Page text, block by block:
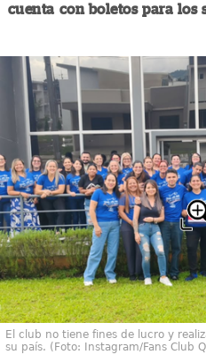
cuenta con boletos para los
El club no tiene fines de lucro y
su país. (Foto: Instagram/Fans Club